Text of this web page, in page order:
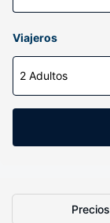
Viajeros
2 Adultos
Precios